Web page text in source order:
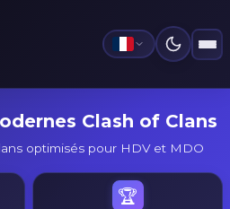
Clash of Clans
optimisés pour HDV et MDO
🏆